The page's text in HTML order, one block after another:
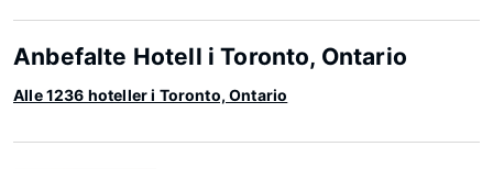
Anbefalte Hotell i Toronto, Ontario
Alle 1236 hoteller i Toronto, Ontario